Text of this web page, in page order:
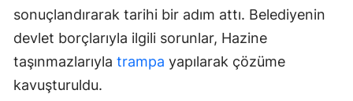
sonuçlandırarak tarihi bir adım attı. Belediyenin
devlet borçlarıyla ilgili sorunlar, Hazine
taşınmazlarıyla trampa yapılarak çözüme
kavuşturuldu.